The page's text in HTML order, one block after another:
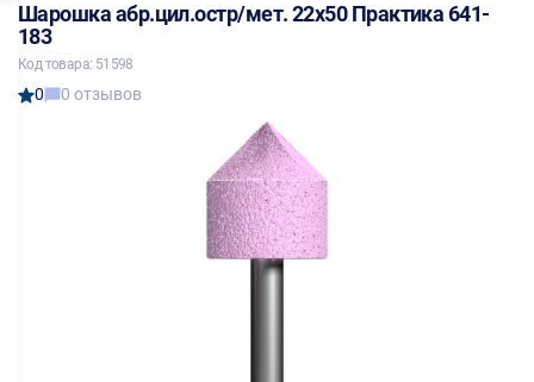
Шарошка абр.цил.остр/мет. 22х50 Практика 641-
183
Код товара: 51598
0 0 отзывов